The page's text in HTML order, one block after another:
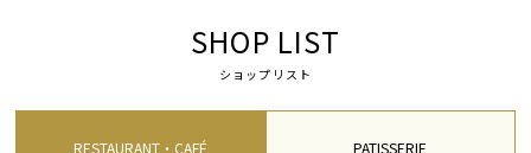
SHOP LIST
ショップリスト
RESTAURANT・CAFÉ PATISSERIE